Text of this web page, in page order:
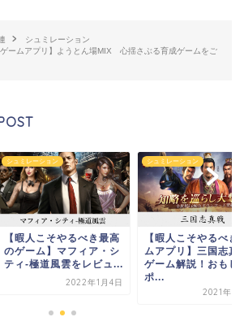
シュミレーション
ゲームアプリ】ようとん場MIX 心揺さぶる育成ゲームをご
シュミレーション
【暇人こそやるべき最高
のゲーム】マフィア・シ
ティ-極道風雲をレビュ...
2022年1月4日
シュミレーション
【暇人こそやるべき
ムアプリ】三国志真
ゲーム解説！おもし
ポ...
2021年9